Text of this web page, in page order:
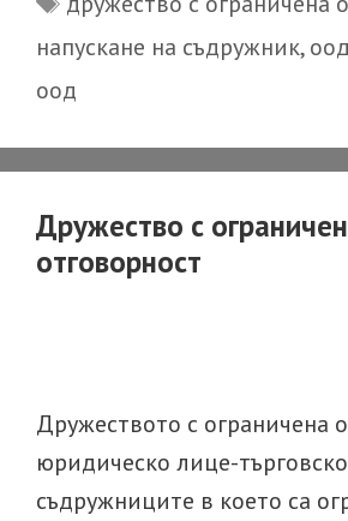
напускане на съдружник,оод
оод
Дружество с
отговорност
Дружеството с ограничена
юридическо лице-
съдружниците в което са